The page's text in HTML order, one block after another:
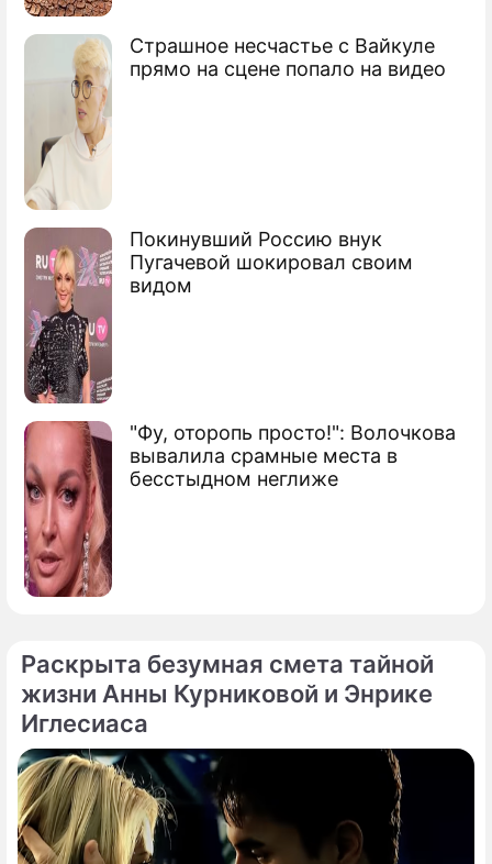
Страшное несчастье с Вайкуле
прямо на сцене попало на видео
Покинувший Россию внук
Пугачевой шокировал своим
видом
"Фу, оторопь просто!": Волочкова
вывалила срамные места в
бесстыдном неглиже
Лидеры биатлона России пропустят
Олимпиаду
Футболистов ЦСКА поймали на допинге
Российского саблиста наказали за
марихуану
Сюжеты
WADA отстранило Россию за
допинг
Раскрыта безумная смета тайной
жизни Анны Курниковой и Энрике
Иглесиаса